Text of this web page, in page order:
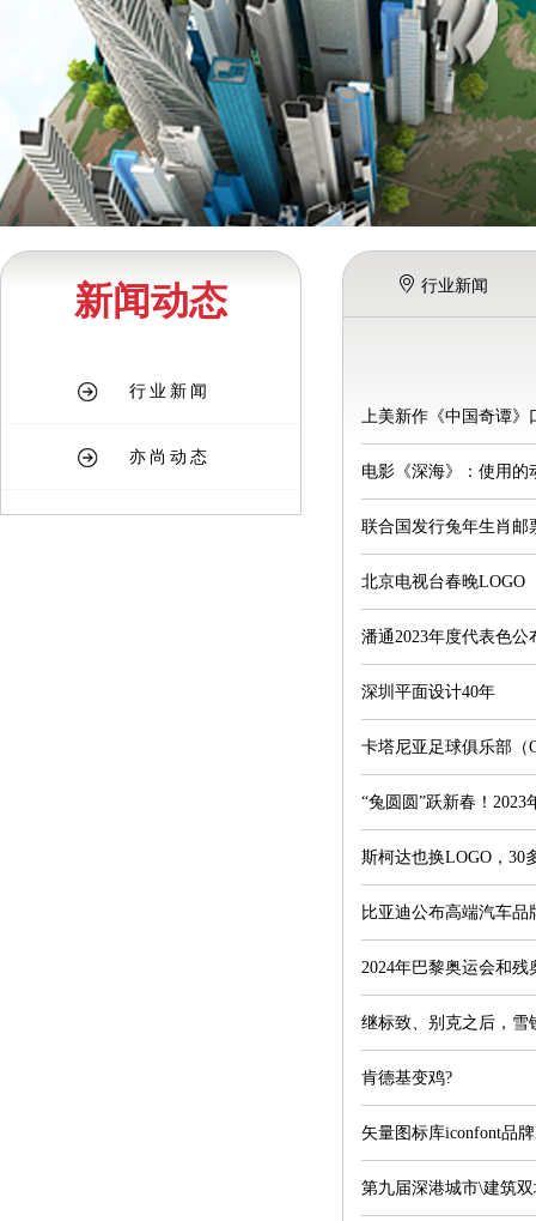
新闻动态
行业新闻
亦尚动态
行业新闻
上美新作《中国奇谭》
电影《深海》：使用
联合国发行兔年生肖邮
北京电视台春晚LOGO
潘通2023年度代表色
深圳平面设计40年
卡塔尼亚足球俱乐部（
“兔圆圆”跃新春！
斯柯达也换LOGO，30
比亚迪公布高端汽车
2024年巴黎奥运会和残
继标致、别克之后，雪
肯德基变鸡?
矢量图标库iconfont品
第九届深港城市\建筑